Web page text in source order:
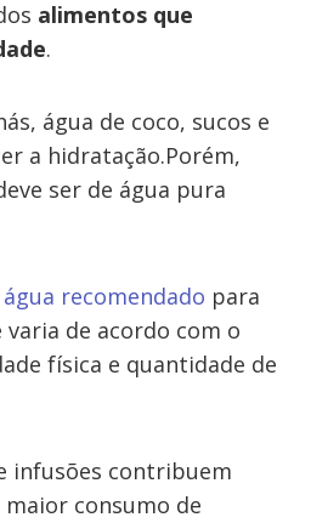
alimentos que
.
água de coco, sucos e
a hidratação.Porém,
ser de água pura
recomendado para
de acordo com o
física e quantidade de
infusões contribuem
consumo de